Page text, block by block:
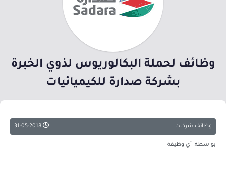
وظائف لحملة البكالوريوس لذوي الخبرة
بشركة صدارة للكيميائيات
وظائف شركات
بواسطة: أي وظيفة